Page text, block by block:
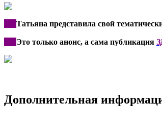
Татьяна представила свой
Это только анонс, а сама публикация
Дополнительная